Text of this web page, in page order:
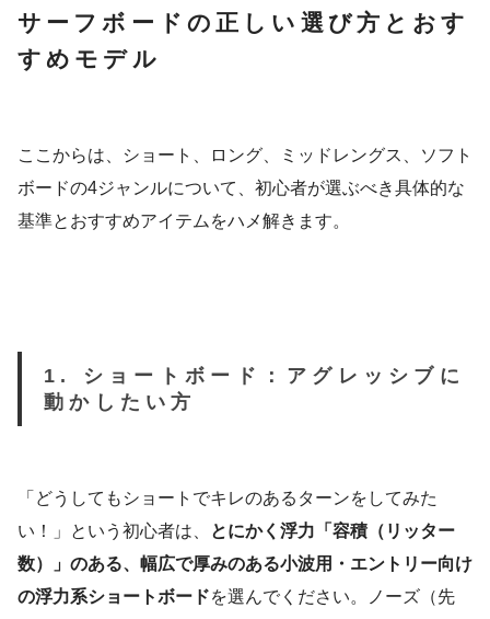
サーフボードの正しい選び方とおす
すめモデル
ここからは、ショート、ロング、ミッドレングス、ソフト
ボードの4ジャンルについて、初心者が選ぶべき具体的な
基準とおすすめアイテムをハメ解きます。
1. ショートボード：アグレッシブに
動かしたい方
「どうしてもショートでキレのあるターンをしてみた
い！」という初心者は、
とにかく浮力「容積（リッター
数）」のある、幅広で厚みのある小波用・エントリー向け
の浮力系ショートボードを選んでください。ノーズ（先